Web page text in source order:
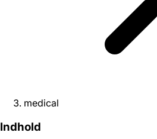
medical
Indhold